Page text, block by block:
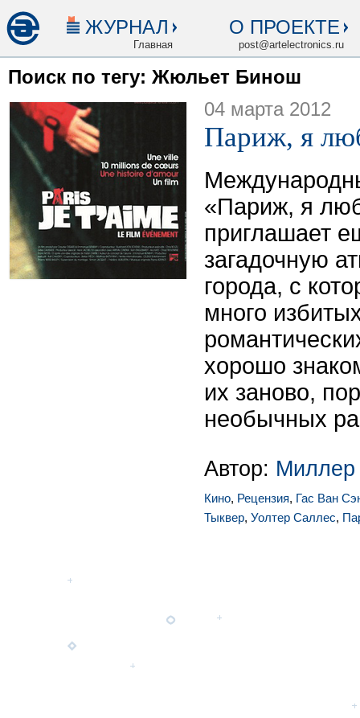
ЖУРНАЛ
Главная
О ПРОЕКТЕ
post@artelectronics.ru
Поиск по тегу: Жюльет Бинош
04 марта 2012
Париж, я
«Париж, я
приглашает
загадочную
города, с
много
хорошо
их заново,
необычных
Автор: Миллер
Кино, Рецензия, Гас Ван
Тыквер, Уолтер Саллес,